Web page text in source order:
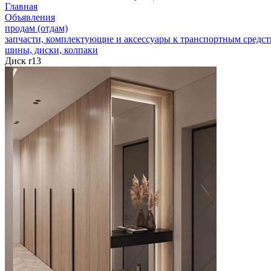
Главная
Объявления
продам (отдам)
запчасти, комплектующие и аксессуары к транспортным
шины, диски, колпаки
Диск r13